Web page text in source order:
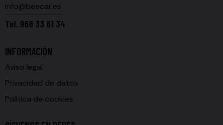
info@beecar.es
Tel. 968 33 61 34
INFORMACIÓN
Aviso legal
Privacidad de datos
Política de cookies